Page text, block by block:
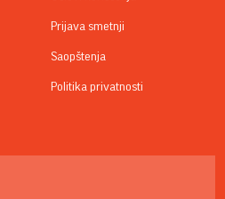
Prijava smetnji
Saopštenja
Politika privatnosti